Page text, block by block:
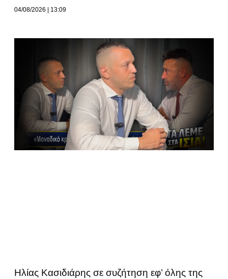
04/08/2026 13:09
Ηλίας Κασιδιάρης σε συζήτηση εφ’ όλης της